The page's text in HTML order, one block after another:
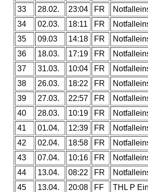
33
28.02. 23:04 FR
34
02.03. 18:11 FR
35
09.03 14:18 FR
36
18.03. 17:19 FR
37
31.03. 10:04 FR
38
26.03. 18:22 FR
39
27.03. 22:57 FR
40
28.03. 10:19 FR
41
01.04. 12:39 FR
42
02.04. 18:58 FR
43
07.04. 10:16 FR
44
13.04. 08:22 FR
45
13.04. 20:08 FF
THL P